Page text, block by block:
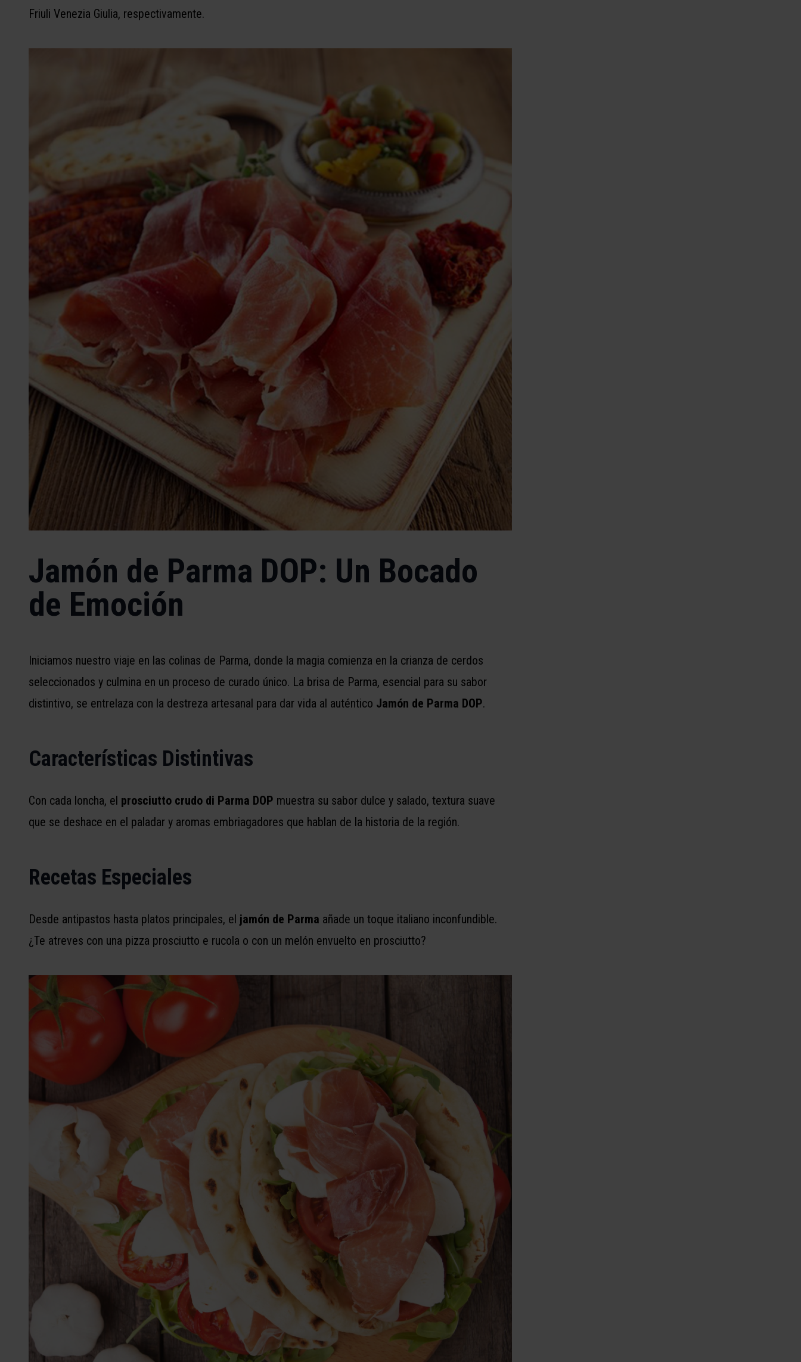
Friuli Venezia Giulia, respectivamente.
Jamón de Parma DOP: Un Bocado
de Emoción
Iniciamos nuestro viaje en las colinas de Parma, donde la magia comienza en la crianza de cerdos
seleccionados y culmina en un proceso de curado único. La brisa de Parma, esencial para su sabor
distintivo, se entrelaza con la destreza artesanal para dar vida al auténtico Jamón de Parma DOP.
Características Distintivas
Con cada loncha, el prosciutto crudo di Parma DOP muestra su sabor dulce y salado, textura suave
que se deshace en el paladar y aromas embriagadores que hablan de la historia de la región.
Recetas Especiales
Desde antipastos hasta platos principales, el jamón de Parma añade un toque italiano inconfundible.
¿Te atreves con una pizza prosciutto e rucola o con un melón envuelto en prosciutto?